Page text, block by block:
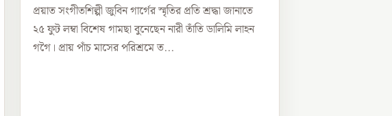
প্রয়াত সংগীতশিল্পী জুবিন গার্গের স্মৃতির প্রতি শ্রদ্ধা জানাতে
২৫ ফুট লম্বা বিশেষ গামছা বুনেছেন নারী তাঁতি ডালিমি লাহন
গগৈ। প্রায় পাঁচ মাসের পরিশ্রমে ত...